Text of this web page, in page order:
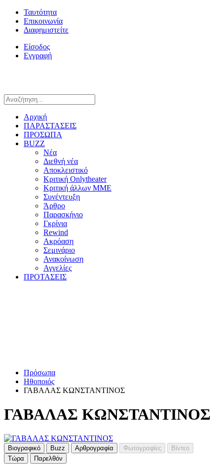
Ταυτότητα
Επικοινωνία
Διαφημιστείτε
Είσοδος
Εγγραφή
Αρχική
ΠΑΡΑΣΤΑΣΕΙΣ
ΠΡΟΣΩΠΑ
BUZZ
Νέα
Διεθνή νέα
Αποκλειστικό
Κριτική Onlytheater
Κριτική άλλων ΜΜΕ
Συνέντευξη
Άρθρο
Παρασκήνιο
Γκρίνια
Rewind
Ακρόαση
Σεμινάριο
Ανακοίνωση
Αγγελίες
ΠΡΟΤΑΣΕΙΣ
Πρόσωπα
Ηθοποιός
ΓΑΒΑΛΑΣ ΚΩΝΣΤΑΝΤΙΝΟΣ
ΓΑΒΑΛΑΣ ΚΩΝΣΤΑΝΤΙΝΟΣ
Βιογραφικό Buzz Αρθρογραφία Φωτογραφίες
Βίντεο
Τώρα
Παρελθόν